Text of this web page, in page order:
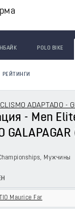
POLO BIKE
РЕЙТИНГИ
ADAPTADO -
- Men Elite
, Мужчины
Maurice Far